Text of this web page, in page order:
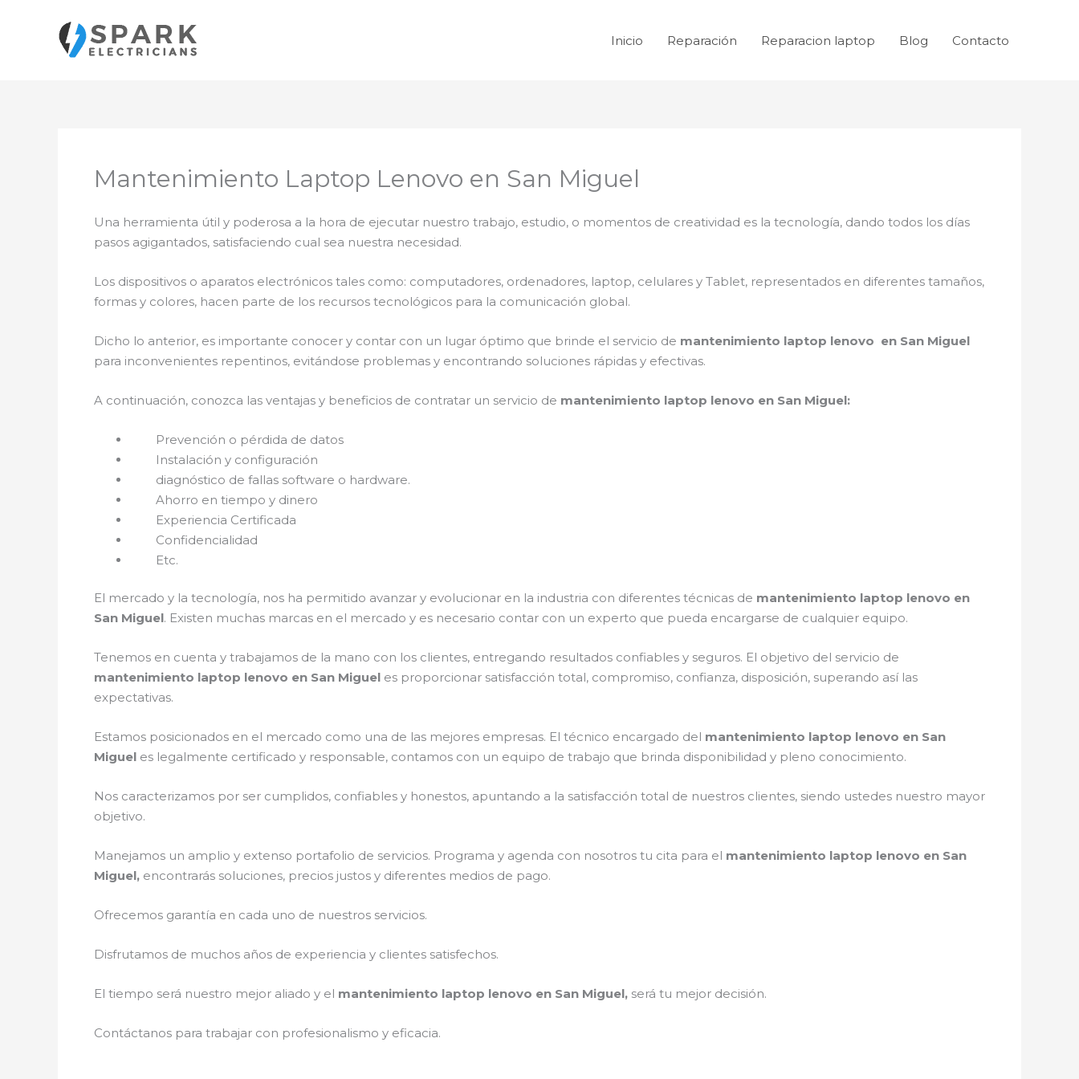
contenido
Inicio Reparación Reparacion laptop Blog Contacto
Mantenimiento Laptop Lenovo en San Miguel
Una herramienta útil y poderosa a la hora de ejecutar nuestro trabajo, estudio, o momentos de creatividad es la tecnología, dando todos los días
pasos agigantados, satisfaciendo cual sea nuestra necesidad.
Los dispositivos o aparatos electrónicos tales como: computadores, ordenadores, laptop, celulares y Tablet, representados en diferentes tamaños,
formas y colores, hacen parte de los recursos tecnológicos para la comunicación global.
Dicho lo anterior, es importante conocer y contar con un lugar óptimo que brinde el servicio de mantenimiento laptop lenovo en San Miguel
para inconvenientes repentinos, evitándose problemas y encontrando soluciones rápidas y efectivas.
A continuación, conozca las ventajas y beneficios de contratar un servicio de mantenimiento laptop lenovo en San Miguel:
Prevención o pérdida de datos
Instalación y configuración
diagnóstico de fallas software o hardware.
Ahorro en tiempo y dinero
Experiencia Certificada
Confidencialidad
Etc.
El mercado y la tecnología, nos ha permitido avanzar y evolucionar en la industria con diferentes técnicas de mantenimiento laptop lenovo en
San Miguel. Existen muchas marcas en el mercado y es necesario contar con un experto que pueda encargarse de cualquier equipo.
Tenemos en cuenta y trabajamos de la mano con los clientes, entregando resultados confiables y seguros. El objetivo del servicio de
mantenimiento laptop lenovo en San Miguel es proporcionar satisfacción total, compromiso, confianza, disposición, superando así las
expectativas.
Estamos posicionados en el mercado como una de las mejores empresas. El técnico encargado del mantenimiento laptop lenovo en San
Miguel es legalmente certificado y responsable, contamos con un equipo de trabajo que brinda disponibilidad y pleno conocimiento.
Nos caracterizamos por ser cumplidos, confiables y honestos, apuntando a la satisfacción total de nuestros clientes, siendo ustedes nuestro mayor
objetivo.
Manejamos un amplio y extenso portafolio de servicios. Programa y agenda con nosotros tu cita para el mantenimiento laptop lenovo en San
Miguel, encontrarás soluciones, precios justos y diferentes medios de pago.
Ofrecemos garantía en cada uno de nuestros servicios.
Disfrutamos de muchos años de experiencia y clientes satisfechos.
El tiempo será nuestro mejor aliado y el mantenimiento laptop lenovo en San Miguel, será tu mejor decisión.
Contáctanos para trabajar con profesionalismo y eficacia.